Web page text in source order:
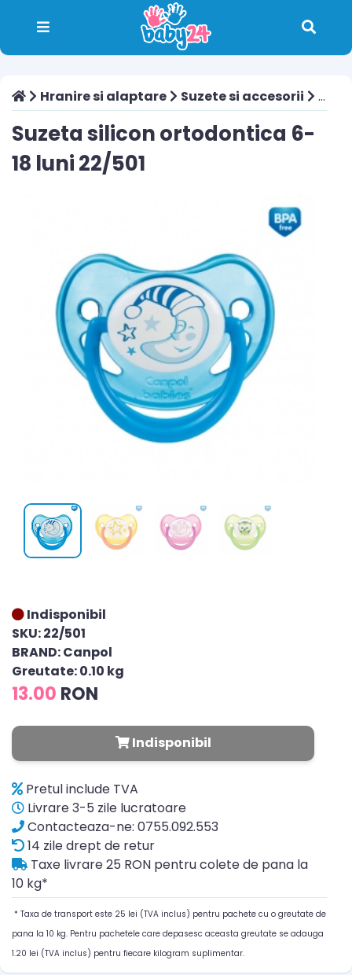
Hranire si alaptare Suzete si accesorii
Suzeta silicon ortodontica 6-
18 luni 22/501
Indisponibil
SKU: 22/501
BRAND: Canpol
Greutate: 0.10 kg
13.00 RON
Indisponibil
Pretul include TVA
Livrare 3-5 zile lucratoare
Contacteaza-ne: 0755.092.553
14 zile drept de retur
Taxe livrare 25 RON pentru colete de pana la
10 kg*
* Taxa de transport este 25 lei (TVA inclus) pentru pachete cu o greutate de
pana la 10 kg. Pentru pachetele care depasesc aceasta greutate se adauga
1.20 lei (TVA inclus) pentru fiecare kilogram suplimentar.